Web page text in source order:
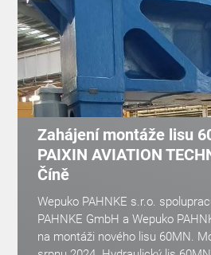
Zahájení montáže lisu
PAIXIN AVIATION
Číně
Wepuko PAHNKE s.r.o.
PAHNKE GmbH a Wepuko
na montáži nového lisu 60MN.